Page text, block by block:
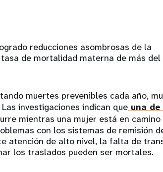
reducciones asombrosas de la
de mortalidad materna de más
muertes prevenibles cada año,
investigaciones indican que una
mientras una mujer está en camino
con los sistemas de remisión
atención de alto nivel, la falta de
los traslados pueden ser mortales.